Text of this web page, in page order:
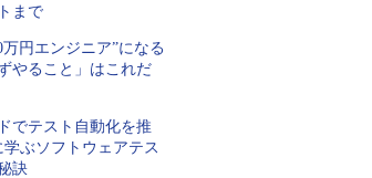
まで
万円エンジニア”になる
やること」はこれだ
でテスト自動化を推
学ぶソフトウェアテス
訣